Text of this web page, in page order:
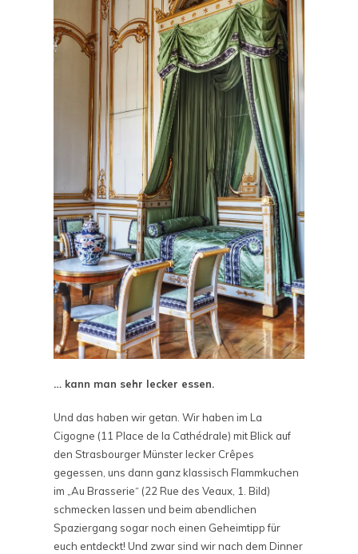
… kann man sehr lecker essen.
Und das haben wir getan. Wir haben im La
Cigogne (11 Place de la Cathédrale) mit Blick auf
den Strasbourger Münster lecker Crêpes
gegessen, uns dann ganz klassisch Flammkuchen
im „Au Brasserie“ (22 Rue des Veaux, 1. Bild)
schmecken lassen und beim abendlichen
Spaziergang sogar noch einen Geheimtipp für
euch entdeckt! Und zwar sind wir nach dem Dinner